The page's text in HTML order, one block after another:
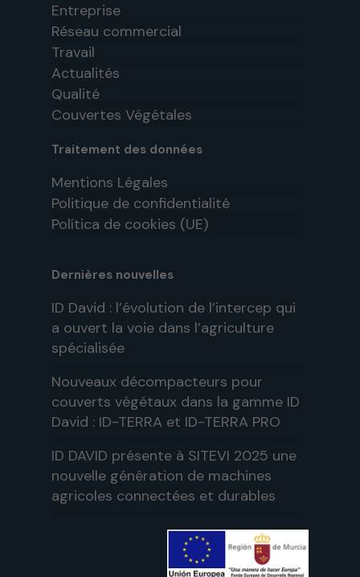
Entreprise
Réseau commercial
Travail
Actualités
Qualité
Couvertes Végétales
Traitement des données
Mentions Légales
Politique de confidentialité
Política de cookies (UE)
Dernières nouvelles
ID David : l’évolution de l’intercep qui
a ouvert la voie dans l’agriculture
spécialisée
Nouveaux décompacteurs pour
couverts végétaux dans la gamme ID
David : ID-TERRA et ID-TERRA PRO
ID DAVID présente à SITEVI 2025 une
nouvelle génération de machines
agricoles connectées et durables